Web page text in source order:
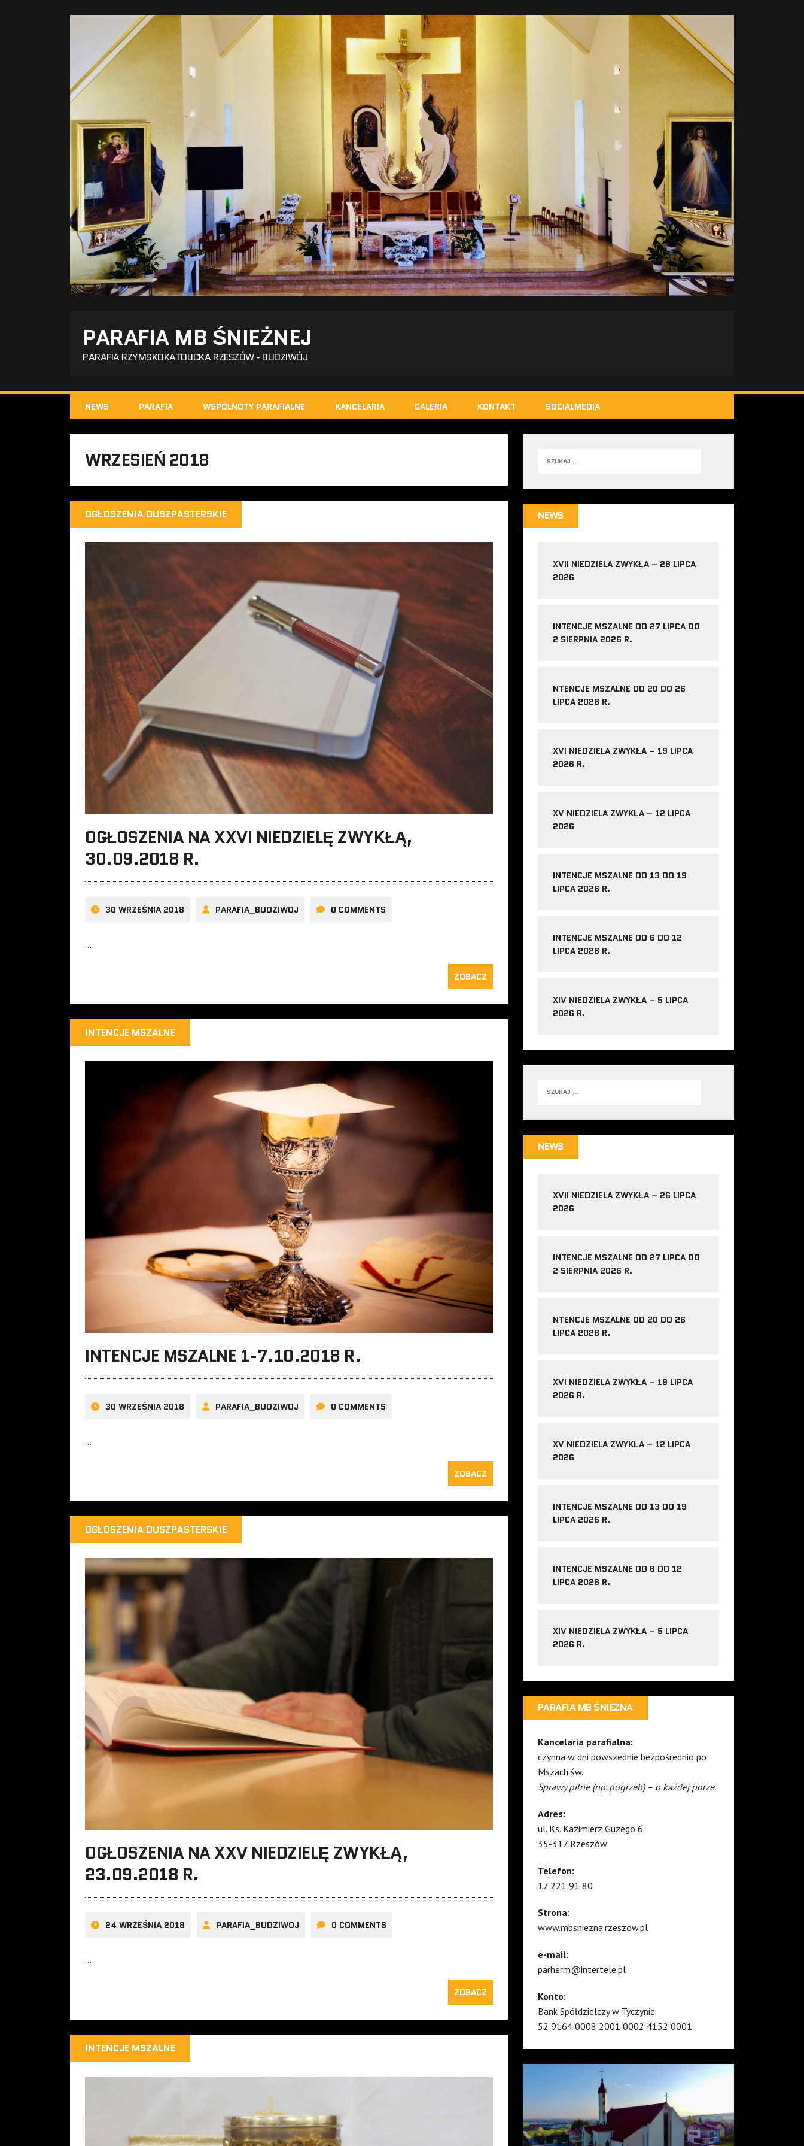
PARAFIA MB ŚNIEŻNEJ
PARAFIA RZYMSKOKATOLICKA RZESZÓW - BUDZIWÓJ
NEWS PARAFIA WSPÓLNOTY PARAFIALNE KANCELARIA GALERIA KONTAKT SOCIALMEDIA
WRZESIEŃ 2018
OGŁOSZENIA DUSZPASTERSKIE
OGŁOSZENIA NA XXVI NIEDZIELĘ ZWYKŁĄ,
30.09.2018 R.
30 WRZEŚNIA 2018 PARAFIA_BUDZIWOJ 0 COMMENTS
…
ZOBACZ
INTENCJE MSZALNE
INTENCJE MSZALNE 1-7.10.2018 R.
30 WRZEŚNIA 2018 PARAFIA_BUDZIWOJ 0 COMMENTS
…
ZOBACZ
OGŁOSZENIA DUSZPASTERSKIE
OGŁOSZENIA NA XXV NIEDZIELĘ ZWYKŁĄ,
23.09.2018 R.
24 WRZEŚNIA 2018 PARAFIA_BUDZIWOJ 0 COMMENTS
…
ZOBACZ
INTENCJE MSZALNE
NEWS
XVII NIEDZIELA ZWYKŁA – 26 LIPCA
2026
INTENCJE MSZALNE OD 27 LIPCA DO
2 SIERPNIA 2026 R.
NTENCJE MSZALNE OD 20 DO 26
LIPCA 2026 R.
XVI NIEDZIELA ZWYKŁA – 19 LIPCA
2026 R.
XV NIEDZIELA ZWYKŁA – 12 LIPCA
2026
INTENCJE MSZALNE OD 13 DO 19
LIPCA 2026 R.
INTENCJE MSZALNE OD 6 DO 12
LIPCA 2026 R.
XIV NIEDZIELA ZWYKŁA – 5 LIPCA
2026 R.
NEWS
XVII NIEDZIELA ZWYKŁA – 26 LIPCA
2026
INTENCJE MSZALNE OD 27 LIPCA DO
2 SIERPNIA 2026 R.
NTENCJE MSZALNE OD 20 DO 26
LIPCA 2026 R.
XVI NIEDZIELA ZWYKŁA – 19 LIPCA
2026 R.
XV NIEDZIELA ZWYKŁA – 12 LIPCA
2026
INTENCJE MSZALNE OD 13 DO 19
LIPCA 2026 R.
INTENCJE MSZALNE OD 6 DO 12
LIPCA 2026 R.
XIV NIEDZIELA ZWYKŁA – 5 LIPCA
2026 R.
PARAFIA MB ŚNIEŻNA
Kancelaria parafialna:
czynna w dni powszednie bezpośrednio po
Mszach św.
Sprawy pilne (np. pogrzeb) – o każdej porze.
Adres:
ul. Ks. Kazimierz Guzego 6
35-317 Rzeszów
Telefon:
17 221 91 80
Strona:
www.mbsniezna.rzeszow.pl
e-mail:
parherm@intertele.pl
Konto:
Bank Spółdzielczy w Tyczynie
52 9164 0008 2001 0002 4152 0001